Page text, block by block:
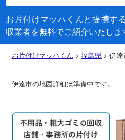
お片付けマッハくんと提携す
収業者を無料でご紹介いたしま
お片付けマッハくん > 福島県 > 伊達
伊達市の地図詳細は準備中です。